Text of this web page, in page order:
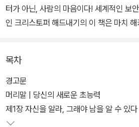
터가 아닌, 사람의 마음이다! 세계적인 보
인 크리스토퍼 해드내기의 이 책은 마치
운 승낙으로 바꾸고 복잡하게 꼬인 인간관
어려운 일을 상대방이 기꺼이 들어주게 하
까? 저 사람은 나에 대해서 속으로는 어떻
를 휘두르려고 하는 가스라이팅은 어떻게
목차
경고문
머리말 | 당신의 새로운 초능력
제1장 자신을 알라, 그래야 남을 알 수 있다